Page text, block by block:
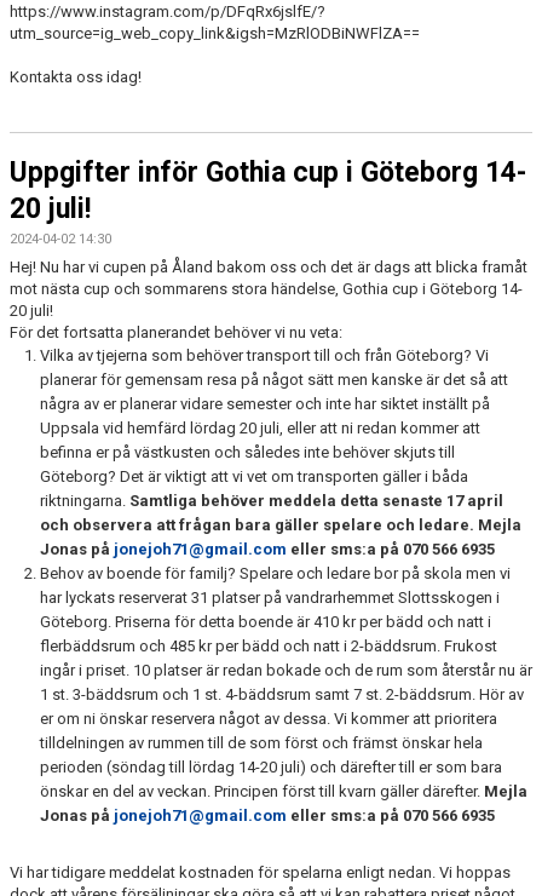
https://www.instagram.com/p/DFqRx6jslfE/?
utm_source=ig_web_copy_link&igsh=MzRlODBiNWFlZA==
Kontakta oss idag!
Uppgifter inför Gothia cup i Göteborg 14-
20 juli!
2024-04-02 14:30
Hej! Nu har vi cupen på Åland bakom oss och det är dags att blicka framåt
mot nästa cup och sommarens stora händelse, Gothia cup i Göteborg 14-
20 juli!
För det fortsatta planerandet behöver vi nu veta:
Vilka av tjejerna som behöver transport till och från Göteborg? Vi
planerar för gemensam resa på något sätt men kanske är det så att
några av er planerar vidare semester och inte har siktet inställt på
Uppsala vid hemfärd lördag 20 juli, eller att ni redan kommer att
befinna er på västkusten och således inte behöver skjuts till
Göteborg? Det är viktigt att vi vet om transporten gäller i båda
riktningarna. Samtliga behöver meddela detta senaste 17 april
och observera att frågan bara gäller spelare och ledare. Mejla
Jonas på jonejoh71@gmail.com eller sms:a på 070 566 6935
Behov av boende för familj? Spelare och ledare bor på skola men vi
har lyckats reserverat 31 platser på vandrarhemmet Slottsskogen i
Göteborg. Priserna för detta boende är 410 kr per bädd och natt i
flerbäddsrum och 485 kr per bädd och natt i 2-bäddsrum. Frukost
ingår i priset. 10 platser är redan bokade och de rum som återstår nu är
1 st. 3-bäddsrum och 1 st. 4-bäddsrum samt 7 st. 2-bäddsrum. Hör av
er om ni önskar reservera något av dessa. Vi kommer att prioritera
tilldelningen av rummen till de som först och främst önskar hela
perioden (söndag till lördag 14-20 juli) och därefter till er som bara
önskar en del av veckan. Principen först till kvarn gäller därefter. Mejla
Jonas på jonejoh71@gmail.com eller sms:a på 070 566 6935
Vi har tidigare meddelat kostnaden för spelarna enligt nedan. Vi hoppas